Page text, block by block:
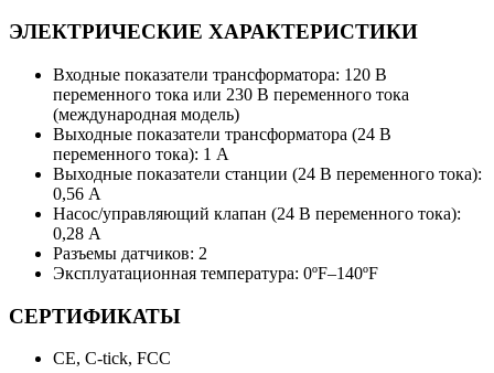
ЭЛЕКТРИЧЕСКИЕ ХАРАКТЕРИСТИКИ
Входные показатели трансформатора: 120 В
переменного тока или 230 В переменного тока
(международная модель)
Выходные показатели трансформатора (24 В
переменного тока): 1 A
Выходные показатели станции (24 В переменного тока):
0,56 A
Насос/управляющий клапан (24 В переменного тока):
0,28 A
Разъемы датчиков: 2
Эксплуатационная температура: 0ºF–140ºF
СЕРТИФИКАТЫ
CE, C-tick, FCC